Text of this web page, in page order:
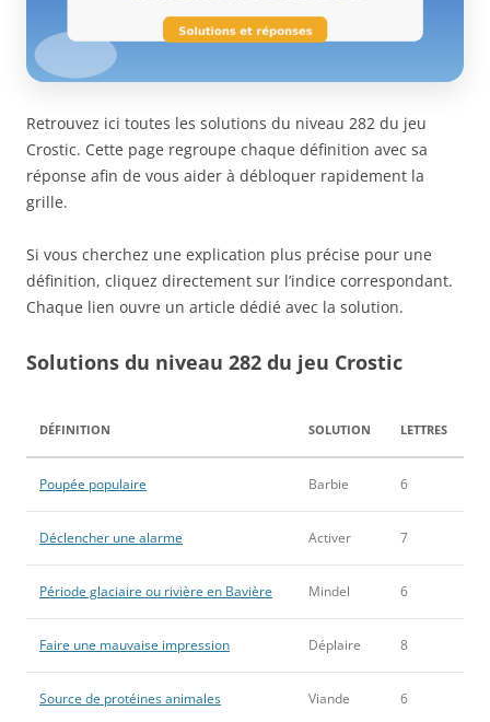
Retrouvez ici toutes les solutions du niveau 282 du jeu
Crostic. Cette page regroupe chaque définition avec sa
réponse afin de vous aider à débloquer rapidement la
grille.
Si vous cherchez une explication plus précise pour une
définition, cliquez directement sur l’indice correspondant.
Chaque lien ouvre un article dédié avec la solution.
Solutions du niveau 282 du jeu Crostic
DÉFINITION SOLUTION LETTRES
Poupée populaire Barbie 6
Déclencher une alarme Activer 7
Période glaciaire ou rivière en Bavière Mindel 6
Faire une mauvaise impression Déplaire 8
Source de protéines animales Viande 6